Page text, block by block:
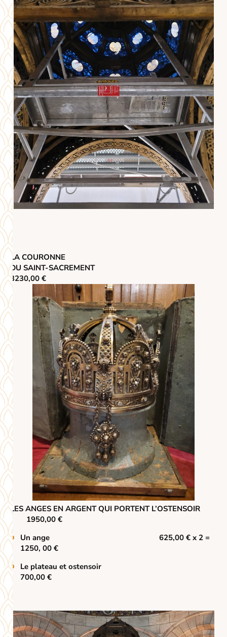
LA COURONNE
DU SAINT-SACREMENT
3230,00 €
LES ANGES EN ARGENT QUI PORTENT L’OSTENSOIR
1950,00 €
Un ange 625,00 € x 2 =
1250, 00 €
Le plateau et ostensoir
700,00 €